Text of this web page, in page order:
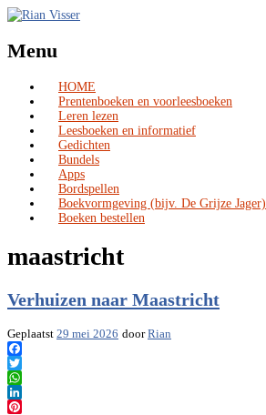
Menu
Skip
to
content
HOME
Prentenboeken en voorleesboeken
Leren lezen
Leesboeken en informatief
Gedichten
Bundels
Apps
Bordspellen
Boekvormgeving (bijv. De Grijze Jager)
Boeken bestellen
maastricht
Verhuizen naar Maastricht
Geplaatst 29 mei 2026 doorRian
Facebook
Twitter
WhatsApp
LinkedIn